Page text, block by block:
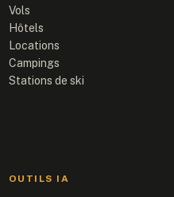
Vols
Hôtels
Locations
Campings
Stations de ski
OUTILS IA